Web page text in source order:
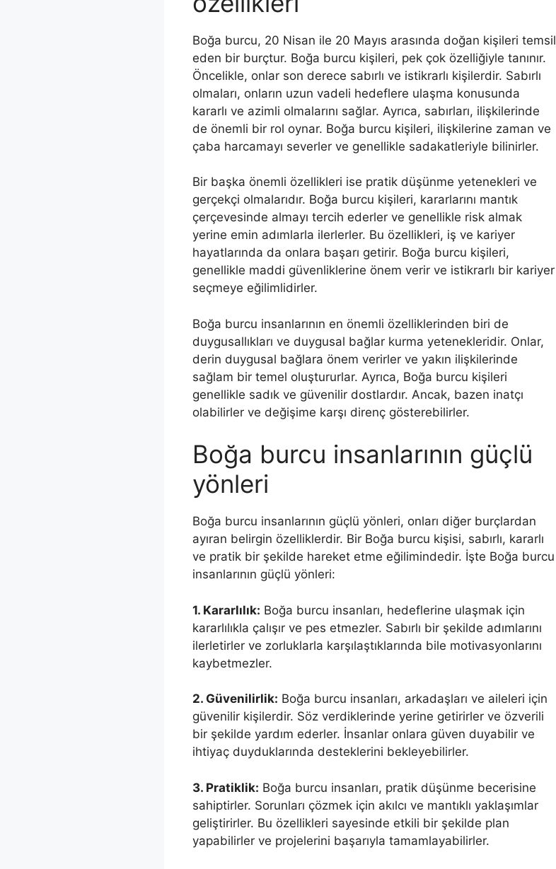
Boğa burcu, 20 Nisan ile 20 Mayıs arasında doğan kişileri temsil
eden bir burçtur. Boğa burcu kişileri, pek çok özelliğiyle tanınır.
Öncelikle, onlar son derece sabırlı ve istikrarlı kişilerdir. Sabırlı
olmaları, onların uzun vadeli hedeflere ulaşma konusunda
kararlı ve azimli olmalarını sağlar. Ayrıca, sabırları, ilişkilerinde
de önemli bir rol oynar. Boğa burcu kişileri, ilişkilerine zaman ve
çaba harcamayı severler ve genellikle sadakatleriyle bilinirler.
Bir başka önemli özellikleri ise pratik düşünme yetenekleri ve
gerçekçi olmalarıdır. Boğa burcu kişileri, kararlarını mantık
çerçevesinde almayı tercih ederler ve genellikle risk almak
yerine emin adımlarla ilerlerler. Bu özellikleri, iş ve kariyer
hayatlarında da onlara başarı getirir. Boğa burcu kişileri,
genellikle maddi güvenliklerine önem verir ve istikrarlı bir kariyer
seçmeye eğilimlidirler.
Boğa burcu insanlarının en önemli özelliklerinden biri de
duygusallıkları ve duygusal bağlar kurma yetenekleridir. Onlar,
derin duygusal bağlara önem verirler ve yakın ilişkilerinde
sağlam bir temel oluştururlar. Ayrıca, Boğa burcu kişileri
genellikle sadık ve güvenilir dostlardır. Ancak, bazen inatçı
olabilirler ve değişime karşı direnç gösterebilirler.
Boğa burcu insanlarının güçlü
yönleri
Boğa burcu insanlarının güçlü yönleri, onları diğer burçlardan
ayıran belirgin özelliklerdir. Bir Boğa burcu kişisi, sabırlı, kararlı
ve pratik bir şekilde hareket etme eğilimindedir. İşte Boğa burcu
insanlarının güçlü yönleri:
1. Kararlılık: Boğa burcu insanları, hedeflerine ulaşmak için
kararlılıkla çalışır ve pes etmezler. Sabırlı bir şekilde adımlarını
ilerletirler ve zorluklarla karşılaştıklarında bile motivasyonlarını
kaybetmezler.
2. Güvenilirlik: Boğa burcu insanları, arkadaşları ve aileleri için
güvenilir kişilerdir. Söz verdiklerinde yerine getirirler ve özverili
bir şekilde yardım ederler. İnsanlar onlara güven duyabilir ve
ihtiyaç duyduklarında desteklerini bekleyebilirler.
3. Pratiklik: Boğa burcu insanları, pratik düşünme becerisine
sahiptirler. Sorunları çözmek için akılcı ve mantıklı yaklaşımlar
geliştirirler. Bu özellikleri sayesinde etkili bir şekilde plan
yapabilirler ve projelerini başarıyla tamamlayabilirler.